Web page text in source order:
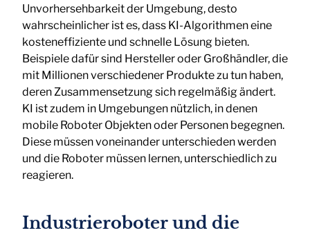
Unvorhersehbarkeit der Umgebung, desto
wahrscheinlicher ist es, dass KI-Algorithmen eine
kosteneffiziente und schnelle Lösung bieten.
Beispiele dafür sind Hersteller oder Großhändler, die
mit Millionen verschiedener Produkte zu tun haben,
deren Zusammensetzung sich regelmäßig ändert.
KI ist zudem in Umgebungen nützlich, in denen
mobile Roboter Objekten oder Personen begegnen.
Diese müssen voneinander unterschieden werden
und die Roboter müssen lernen, unterschiedlich zu
reagieren.
Industrieroboter und die